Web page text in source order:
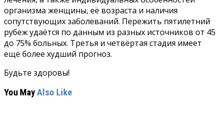
организма женщины, её возраста и наличия
сопутствующих заболеваний. Пережить пятилетний
рубеж удаётся по данным из разных источников от 45
до 75% больных. Третья и четвёртая стадия имеет
ещё более худший прогноз.
Будьте здоровы!
You MayAlso Like